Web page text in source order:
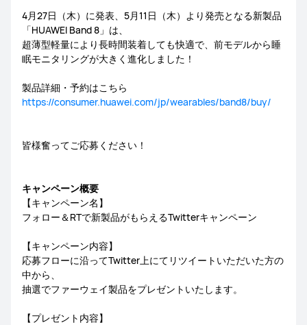
4月27日（木）に発表、5月11日（木）より発売となる新製品
「HUAWEI Band 8」は、
超薄型軽量により長時間装着しても快適で、前モデルから睡
眠モニタリングが大きく進化しました！
製品詳細・予約はこちら
https://consumer.huawei.com/jp/wearables/band8/buy/
皆様奮ってご応募ください！
キャンペーン概要
【キャンペーン名】
フォロー＆RTで新製品がもらえるTwitterキャンペーン
【キャンペーン内容】
応募フローに沿ってTwitter上にてリツイートいただいた方の
中から、
抽選でファーウェイ製品をプレゼントいたします。
【プレゼント内容】